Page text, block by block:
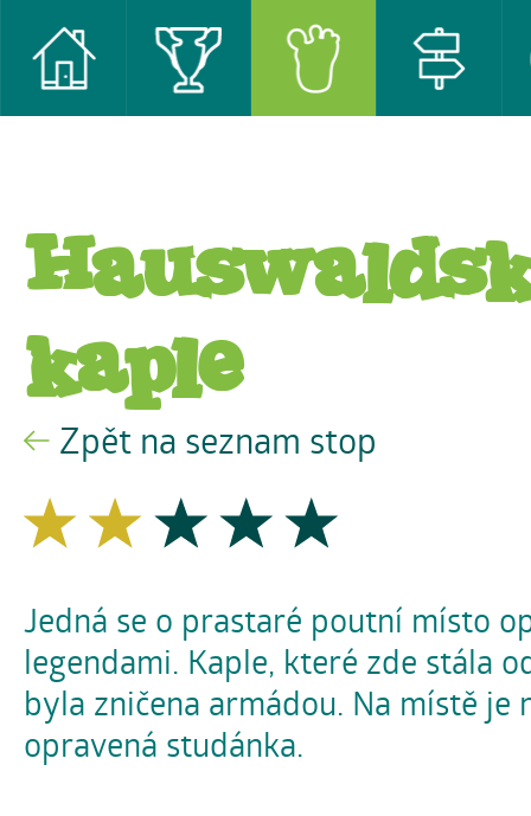
kaple
Zpět na seznam stop
Jedná se o prastaré poutní místo
legendami. Kaple, které zde stála
byla zničena armádou. Na místě je
opravená studánka.